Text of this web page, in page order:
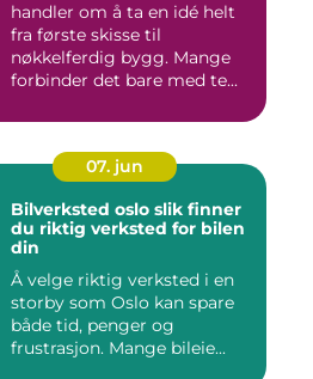
handler om å ta en idé helt
fra første skisse til
nøkkelferdig bygg. Mange
forbinder det bare med te...
07. jun
Bilverksted oslo slik finner
du riktig verksted for bilen
din
Å velge riktig verksted i en
storby som Oslo kan spare
både tid, penger og
frustrasjon. Mange bileie...